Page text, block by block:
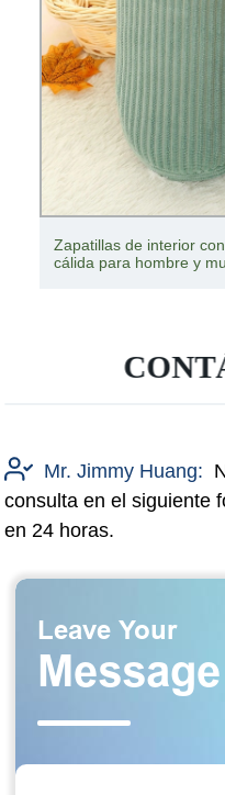
Zapatillas de interior
cálida para hombre y
Mr. Jimmy Huang:
consulta en el siguiente
en 24 horas.